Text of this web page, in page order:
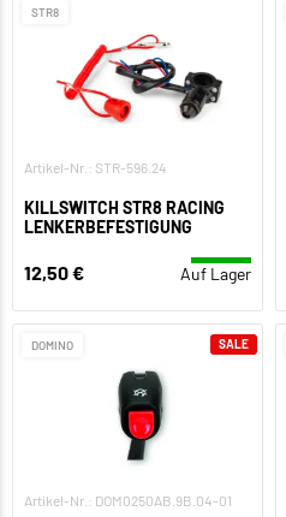
STR8
Artikel-Nr.: STR-596.24
KILLSWITCH STR8 RACING
LENKERBEFESTIGUNG
12,50 € Auf Lager
DOMINO
Artikel-Nr.: DOM0250AB.9B.04-01
SALE